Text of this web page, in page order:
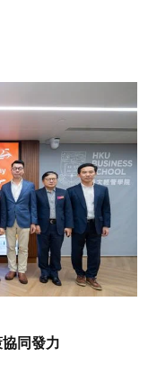
同發力